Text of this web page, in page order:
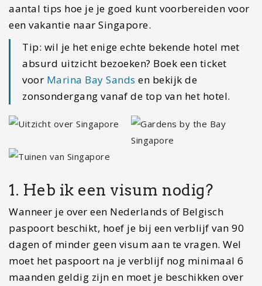
aantal tips hoe je je goed kunt voorbereiden voor
een vakantie naar Singapore.
Tip: wil je het enige echte bekende hotel met
absurd uitzicht bezoeken? Boek een ticket
voor Marina Bay Sands en bekijk de
zonsondergang vanaf de top van het hotel.
1. Heb ik een visum nodig?
Wanneer je over een Nederlands of Belgisch
paspoort beschikt, hoef je bij een verblijf van 90
dagen of minder geen visum aan te vragen. Wel
moet het paspoort na je verblijf nog minimaal 6
maanden geldig zijn en moet je beschikken over